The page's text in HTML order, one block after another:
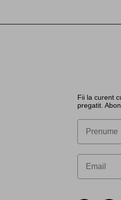
Fii la curent
pregatit.